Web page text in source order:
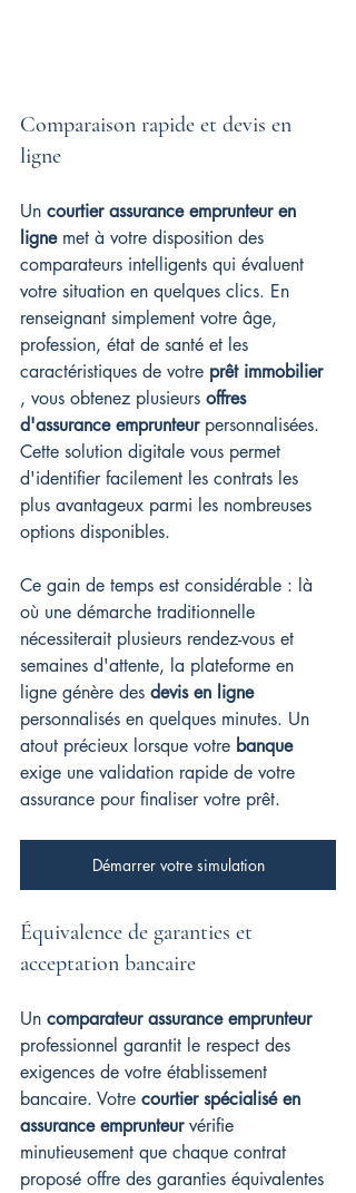
Comparaison rapide et devis en
ligne
Un courtier assurance emprunteur en
ligne met à votre disposition des
comparateurs intelligents qui évaluent
votre situation en quelques clics. En
renseignant simplement votre âge,
profession, état de santé et les
caractéristiques de votre prêt immobilier
, vous obtenez plusieurs offres
d'assurance emprunteur personnalisées.
Cette solution digitale vous permet
d'identifier facilement les contrats les
plus avantageux parmi les nombreuses
options disponibles.
Ce gain de temps est considérable : là
où une démarche traditionnelle
nécessiterait plusieurs rendez-vous et
semaines d'attente, la plateforme en
ligne génère des devis en ligne
personnalisés en quelques minutes. Un
atout précieux lorsque votre banque
exige une validation rapide de votre
assurance pour finaliser votre prêt.
Démarrer votre simulation
Équivalence de garanties et
acceptation bancaire
Un comparateur assurance emprunteur
professionnel garantit le respect des
exigences de votre établissement
bancaire. Votre courtier spécialisé en
assurance emprunteur vérifie
minutieusement que chaque contrat
proposé offre des garanties équivalentes